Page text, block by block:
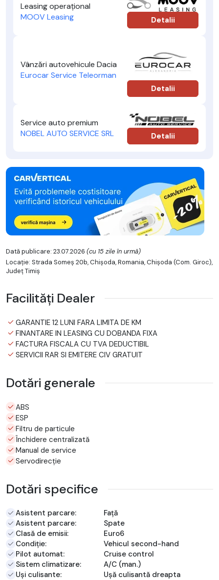
Leasing operațional
MOOV Leasing
Detalii
Vânzări autovehicule Dacia
Eurocar Service Teleorman
Detalii
Service auto premium
NOBEL AUTO SERVICE SRL
Detalii
Dată publicare: 23.07.2026 (cu 15 zile în urmă)
Locație: Strada Someș 20b, Chișoda, Romania, Chişoda (Com. Giroc),
Județ Timiş
Facilități Dealer
GARANTIE 12 LUNI FARA LIMITA DE KM
FINANTARE IN LEASING CU DOBANDA FIXA
FACTURA FISCALA CU TVA DEDUCTIBIL
SERVICII RAR SI EMITERE CIV GRATUIT
Dotări generale
ABS
ESP
Filtru de particule
Închidere centralizată
Manual de service
Servodirecție
Dotări specifice
Asistent parcare:
Față
Asistent parcare:
Spate
Clasă de emisii:
Euro6
Condiție:
Vehicul second-hand
Pilot automat:
Cruise control
Sistem climatizare:
A/C (man.)
Uși culisante:
Ușă culisantă dreapta